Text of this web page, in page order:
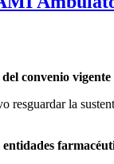
del convenio
resguardar la